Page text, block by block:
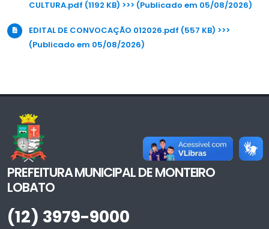
CULTURA.pdf (1192 KB) >>> (Publicado em 05/08/2026)
EDITAL DE CONVOCAÇÃO 012026.pdf (557 KB) >>>
(Publicado em 05/08/2026)
PREFEITURA MUNICIPAL DE MONTEIRO
LOBATO
(12) 3979-9000